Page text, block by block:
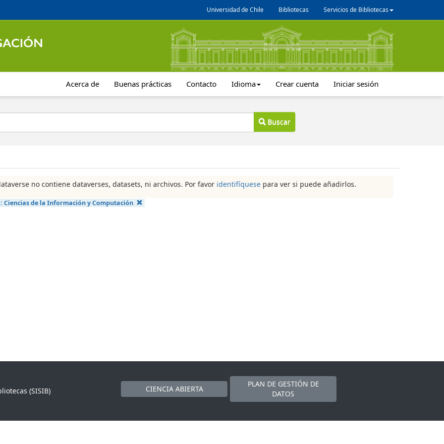
Universidad de Chile Bibliotecas Servicios de Bibliotecas
Acerca de Buenas prácticas Contacto Idioma Crear cuenta Iniciar sesión
Buscar
no contiene dataverses, datasets, ni archivos. Por favor identifíquese para ver si puede añadirlos.
Ciencias de la Información y Computación
(SISIB) CIENCIA ABIERTA
PLAN DE GESTIÓN DE
DATOS